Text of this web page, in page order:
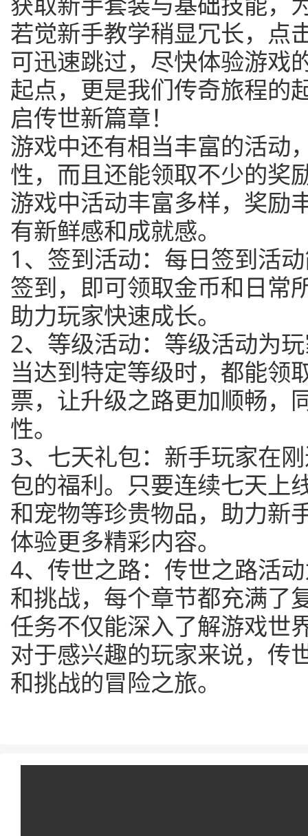
若觉新手教学稍显冗长，点
可迅速跳过，尽快体验游戏
起点，更是我们传奇旅程的
启传世新篇章！
游戏中还有相当丰富的活动
性，而且还能领取不少的奖
游戏中活动丰富多样，奖励
有新鲜感和成就感。
1、签到活动：每日签到活
签到，即可领取金币和日常
助力玩家快速成长。
2、等级活动：等级活动为
当达到特定等级时，都能领
票，让升级之路更加顺畅，
性。
3、七天礼包：新手玩家在
包的福利。只要连续七天上
和宠物等珍贵物品，助力新
体验更多精彩内容。
4、传世之路：传世之路活
和挑战，每个章节都充满了
任务不仅能深入了解游戏世
对于感兴趣的玩家来说，传
和挑战的冒险之旅。